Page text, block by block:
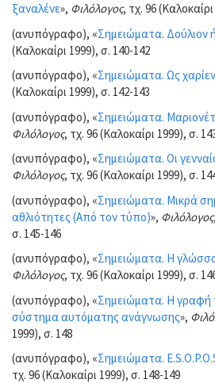
ξαναλένε», Φιλόλογος, τχ. 96
(ανυπόγραφο), «Σημειώματα. Δούλιον
(Καλοκαίρι 1999), σ. 140-142
(ανυπόγραφο), «Σημειώματα. Ως
(Καλοκαίρι 1999), σ. 142-143
(ανυπόγραφο), «Σημειώματα.
Φιλόλογος, τχ. 96 (Καλοκαίρι 1999), σ.
(ανυπόγραφο), «Σημειώματα. Οι
Φιλόλογος, τχ. 96 (Καλοκαίρι 1999), σ.
(ανυπόγραφο), «Σημειώματα. Μικρά
αθλιότητες (Από τον τύπο)», Φιλόλογος
σ. 145-146
(ανυπόγραφο), «Σημειώματα. Η
Φιλόλογος, τχ. 96 (Καλοκαίρι 1999), σ.
(ανυπόγραφο), «Σημειώματα. Η γραφή
σύστημα αυτόματης ανάγνωσης»,
1999), σ. 148
(ανυπόγραφο), «Σημειώματα.
τχ. 96 (Καλοκαίρι 1999), σ. 148-149